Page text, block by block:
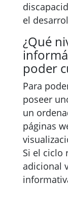
el
¿Qué
poder
Para
poseer
un
páginas
Si el ciclo
adicional